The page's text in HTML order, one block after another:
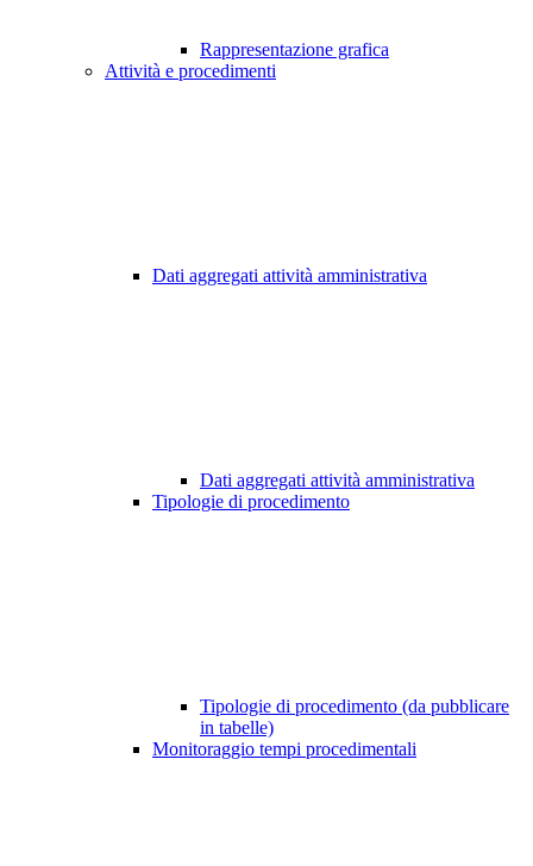
Rappresentazione grafica
Attività e procedimenti
Dati aggregati attività amministrativa
Dati aggregati attività amministrativa
Tipologie di procedimento
Tipologie di procedimento (da pubblicare
in tabelle)
Monitoraggio tempi procedimentali